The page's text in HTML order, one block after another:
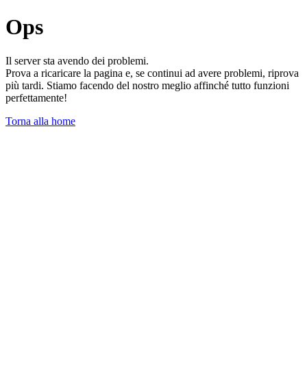
Ops
Il server sta avendo dei problemi.
Prova a ricaricare la pagina e, se continui ad avere problemi, riprova
più tardi. Stiamo facendo del nostro meglio affinché tutto funzioni
perfettamente!
Torna alla home